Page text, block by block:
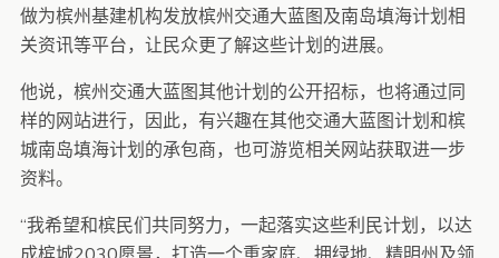
做为槟州基建机构发放槟州交通大蓝图及南岛填海计划相
关资讯等平台，让民众更了解这些计划的进展。
他说，槟州交通大蓝图其他计划的公开招标，也将通过同
样的网站进行，因此，有兴趣在其他交通大蓝图计划和槟
城南岛填海计划的承包商，也可游览相关网站获取进一步
资料。
“我希望和槟民们共同努力，一起落实这些利民计划，以达